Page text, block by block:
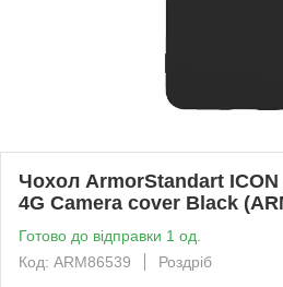
Чохол ArmorStandart
4G Camera cover Black
Готово до відправки 1 од.
Код: ARM86539
Роздріб